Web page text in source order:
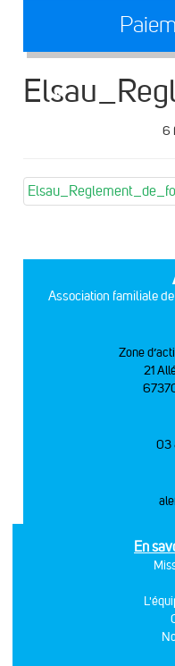
6
Association familiale
Zone
21
03
En